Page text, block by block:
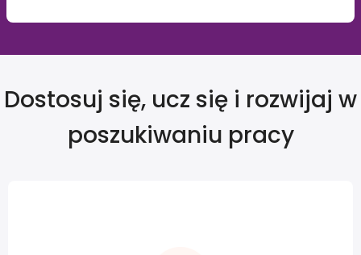
Dostosuj się, ucz się i rozwijaj w
poszukiwaniu pracy